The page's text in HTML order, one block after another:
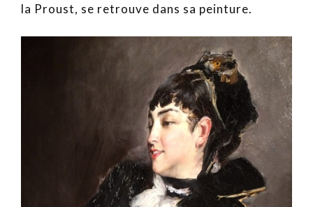
la Proust, se retrouve dans sa peinture.